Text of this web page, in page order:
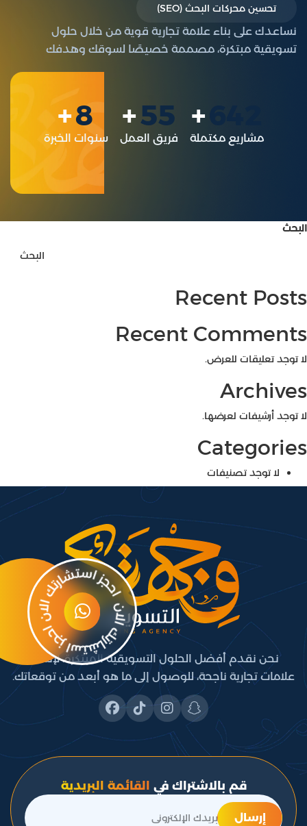
تحسين محركات البحث (SEO)
نساعدك على بناء علامة تجارية قوية من خلال حلول
تسويقية مبتكرة، مصممة خصيصًا لسوقك وهدفك
مشاريع مكتملة
55
فريق العمل
8
سنوات الخبرة
البحث
البحث
Recent Posts
Recent Comments
لا توجد تعليقات للعرض.
Archives
لا توجد أرشيفات لعرضها.
Categories
لا توجد تصنيفات
نحن نقدم أفضل الحلول التسويقية المبتكرة، لإنشاء
علامات تجارية ناجحة، للوصول إلى ما هو أبعد من توقعاتك.
قم بالاشتراك في القائمة البريدية
إرسال